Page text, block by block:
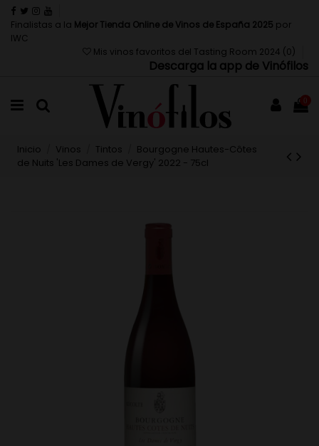
Finalistas a la Mejor Tienda Online de Vinos de España 2025 por
IWC
Mis vinos favoritos del Tasting Room 2024 (0 )
Descarga la app de Vinófilos
0
Inicio Vinos Tintos
Bourgogne Hautes-Côtes
de Nuits 'Les Dames de Vergy' 2022 - 75cl